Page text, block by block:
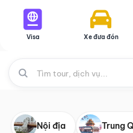
Visa Xe đưa đón
Nội địa Trung